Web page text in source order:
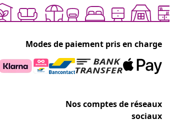
Modes de paiement pris en charge
Nos comptes de réseaux
sociaux